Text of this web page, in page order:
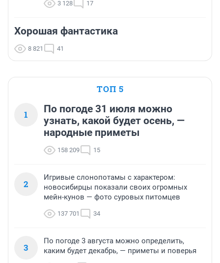
3 128 17
Хорошая фантастика
8 821 41
ТОП 5
1
По погоде 31 июля можно
узнать, какой будет осень, —
народные приметы
158 209 15
2
Игривые слонопотамы с характером:
новосибирцы показали своих огромных
мейн-кунов — фото суровых питомцев
137 701 34
3
По погоде 3 августа можно определить,
каким будет декабрь, — приметы и поверья